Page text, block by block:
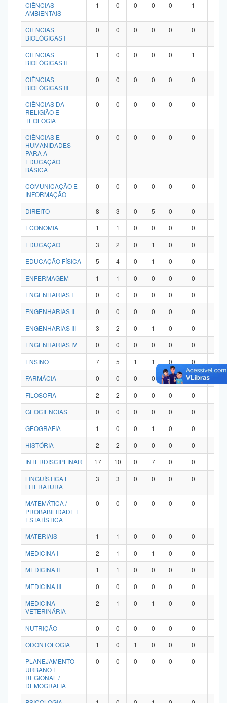
CIÊNCIAS
AMBIENTAIS
1 0 0 0 0 1
CIÊNCIAS
BIOLÓGICAS I
0 0 0 0 0 0
CIÊNCIAS
BIOLÓGICAS II
1 0 0 0 0 1
CIÊNCIAS
BIOLÓGICAS III
0 0 0 0 0 0
CIÊNCIAS DA
RELIGIÃO E
TEOLOGIA
0 0 0 0 0 0
CIÊNCIAS E
HUMANIDADES
PARA A
EDUCAÇÃO
BÁSICA
0 0 0 0 0 0
COMUNICAÇÃO E
INFORMAÇÃO
0 0 0 0 0 0
DIREITO 8 3 0 5 0 0
ECONOMIA
1 1 0 0 0 0
EDUCAÇÃO
3 2 0 1 0 0
EDUCAÇÃO FÍSICA
5 4 0 1 0 0
ENFERMAGEM
1 1 0 0 0 0
ENGENHARIAS I
0 0 0 0 0 0
ENGENHARIAS II
0 0 0 0 0 0
ENGENHARIAS III
3 2 0 1 0 0
ENGENHARIAS IV
0 0 0 0 0 0
ENSINO
7 5 1 1 0 0
FARMÁCIA
0 0 0 0 0 0
FILOSOFIA
2 2 0 0 0 0
GEOCIÊNCIAS
0 0 0 0 0 0
GEOGRAFIA
1 0 0 1 0 0
HISTÓRIA
2 2 0 0 0 0
INTERDISCIPLINAR
17 10 0 7 0 0
LINGUÍSTICA E
LITERATURA
3 3 0 0 0 0
MATEMÁTICA /
PROBABILIDADE E
ESTATÍSTICA
0 0 0 0 0 0
MATERIAIS 1 1 0 0 0 0
MEDICINA I
2 1 0 1 0 0
MEDICINA II
1 1 0 0 0 0
MEDICINA III
0 0 0 0 0 0
MEDICINA
VETERINÁRIA
2 1 0 1 0 0
NUTRIÇÃO 0 0 0 0 0 0
ODONTOLOGIA
1 0 1 0 0 0
PLANEJAMENTO
URBANO E
REGIONAL /
DEMOGRAFIA
0 0 0 0 0 0